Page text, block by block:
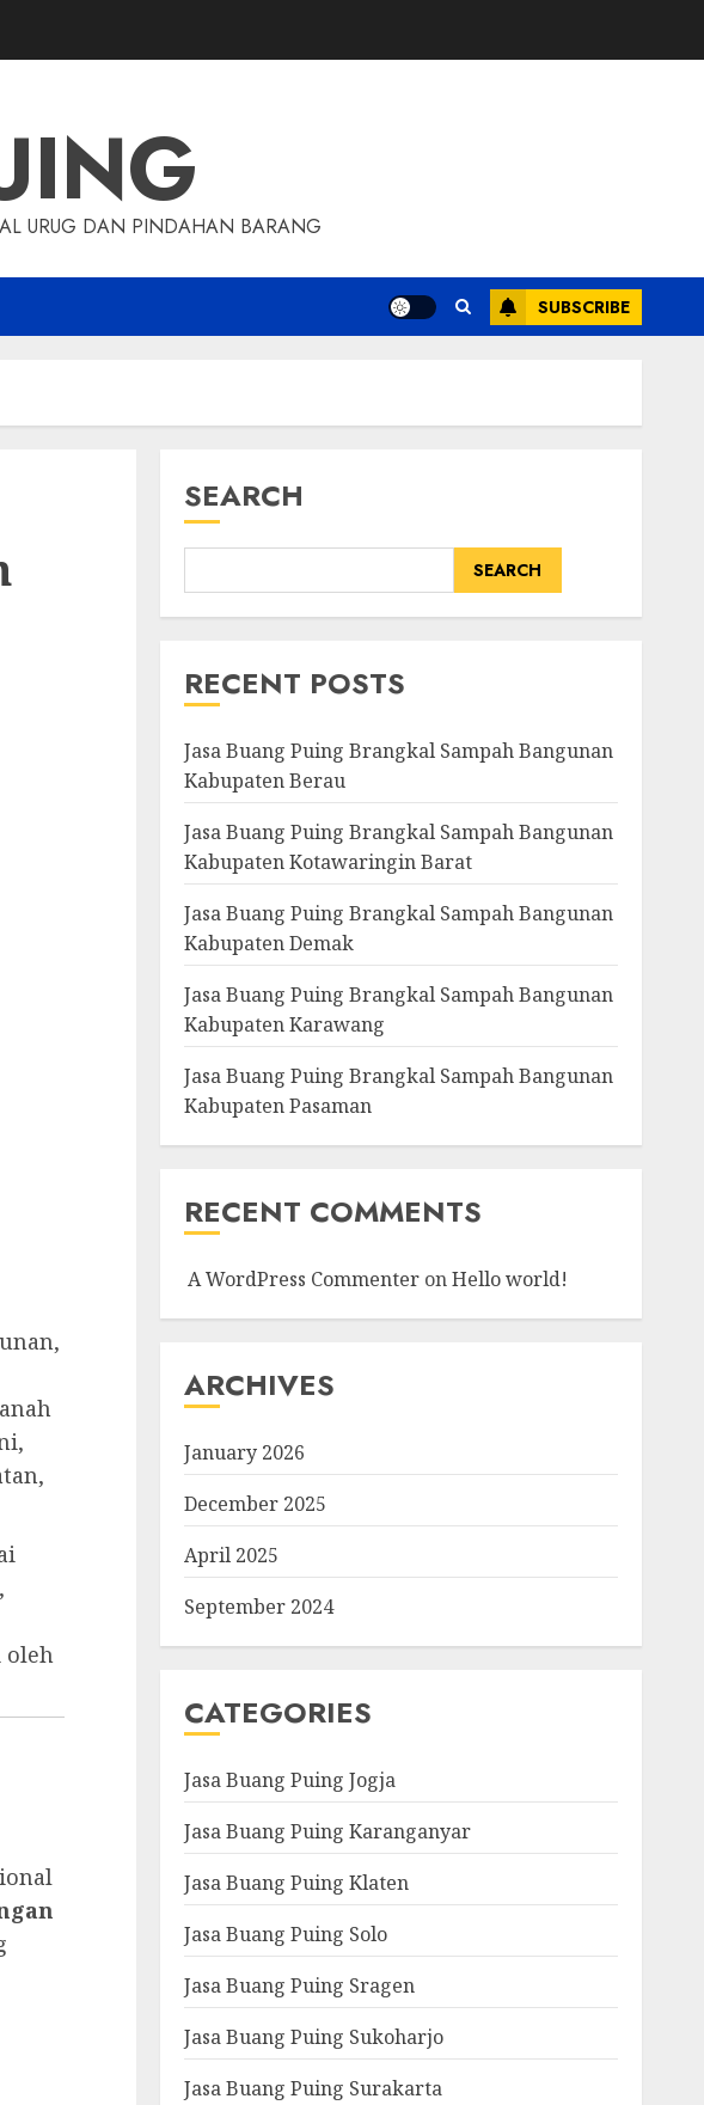
URUG DAN PINDAHAN BARANG
SUBSCRIBE
oleh
SEARCH
SEARCH
RECENT POSTS
Jasa Buang Puing Brangkal Sampah Bangunan
Kabupaten Berau
Jasa Buang Puing Brangkal Sampah Bangunan
Kabupaten Kotawaringin Barat
Jasa Buang Puing Brangkal Sampah Bangunan
Kabupaten Demak
Jasa Buang Puing Brangkal Sampah Bangunan
Kabupaten Karawang
Jasa Buang Puing Brangkal Sampah Bangunan
Kabupaten Pasaman
RECENT COMMENTS
A WordPress CommenteronHello world!
ARCHIVES
January 2026
December 2025
April 2025
September 2024
CATEGORIES
Jasa Buang Puing Jogja
Jasa Buang Puing Karanganyar
Jasa Buang Puing Klaten
Jasa Buang Puing Solo
Jasa Buang Puing Sragen
Jasa Buang Puing Sukoharjo
Jasa Buang Puing Surakarta